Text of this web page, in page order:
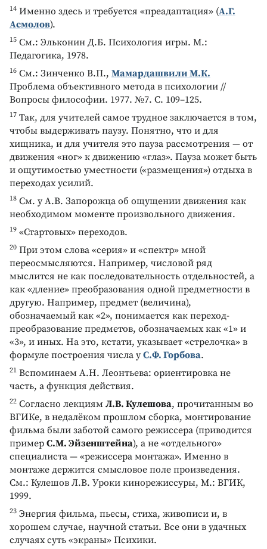
14 Именно здесь и требуется «преадаптация» (А.Г.
Асмолов).
15 См.: Эльконин Д.Б. Психология игры. М.:
Педагогика, 1978.
16 См.: Зинченко В.П., Мамардашвили М.К.
Проблема объективного метода в психологии //
Вопросы философии. 1977. №7. С. 109–125.
17 Так, для учителей самое трудное заключается в том,
чтобы выдерживать паузу. Понятно, что и для
хищника, и для учителя это пауза рассмотрения — от
движения «ног» к движению «глаз». Пауза может быть
и ощутимостью уместности («размещения») отдыха в
переходах усилий.
18 См. у А.В. Запорожца об ощущении движения как
необходимом моменте произвольного движения.
19 «Стартовых» переходов.
20 При этом слова «серия» и «спектр» мной
переосмысляются. Например, числовой ряд
мыслится не как последовательность отдельностей, а
как «дление» преобразования одной предметности в
другую. Например, предмет (величина),
обозначаемый как «2», понимается как переход-
преобразование предметов, обозначаемых как «1» и
«3», и иных. На это, кстати, указывает «стрелочка» в
формуле построения числа уС.Ф. Горбова.
21 Вспоминаем А.Н. Леонтьева: ориентировка не
часть, а функция действия.
22 Согласно лекциям Л.В. Кулешова, прочитанным во
ВГИКе, в недалёком прошлом сборка, монтирование
фильма были заботой самого режиссера (приводится
пример С.М. Эйзенштейна), а не «отдельного»
специалиста — «режиссера монтажа». Именно в
монтаже держится смысловое поле произведения.
См.: Кулешов Л.В. Уроки кинорежиссуры, М.: ВГИК,
1999.
23 Энергия фильма, пьесы, стиха, живописи и, в
хорошем случае, научной статьи. Все они в удачных
случаях суть «экраны» Психики.